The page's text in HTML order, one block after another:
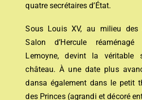
quatre secrétaires d’État.
Sous Louis XV, au milieu des
Salon d’Hercule
Lemoyne, devint la
château. À une date plus
dansa également dans le petit
des Princes (agrandi et décoré